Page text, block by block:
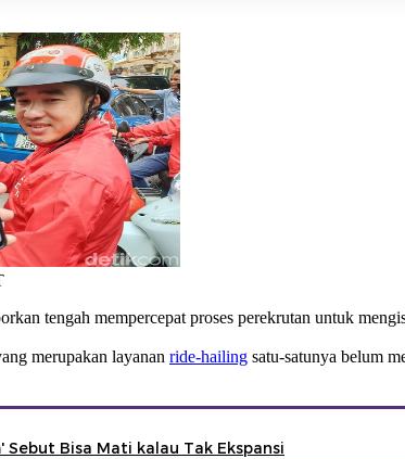
tengah mempercepat proses perekrutan untuk
merupakan layanan ride-hailing satu-satunya belum
Bisa Mati kalau Tak Ekspansi